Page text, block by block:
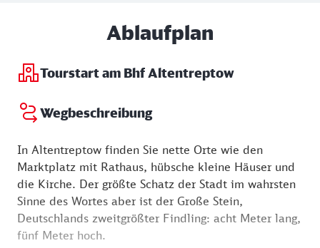
Ablaufplan
Tourstart am Bhf Altentreptow
Wegbeschreibung
In Altentreptow finden Sie nette Orte wie den
Marktplatz mit Rathaus, hübsche kleine Häuser und
die Kirche. Der größte Schatz der Stadt im wahrsten
Sinne des Wortes aber ist der Große Stein,
Deutschlands zweitgrößter Findling: acht Meter lang,
fünf Meter hoch.